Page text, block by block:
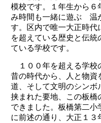
模校です。１年生から６
み時間も一緒に遊ぶ 温
す。区内で唯一大正時代
を超えている歴史と伝
ている学校です。
１００年を超える学校
昔の時代から、人と物資
道、そして文明のシンボ
挟まれた要地、この板橋
できました。板橋第二
に前述の通り、大正１３